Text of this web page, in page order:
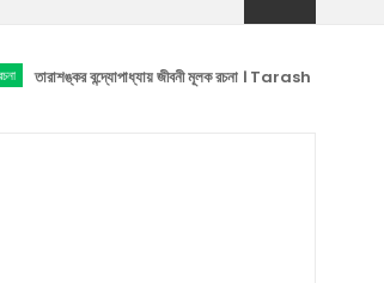
বন্দ্যোপাধ্যায় জীবনী মূলক রচনা । Tarashankar